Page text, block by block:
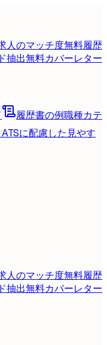
人のマッチ度無料履歴
抽出無料カバーレター
履歴書の例職種カテ
ATSに配慮した見やす
人のマッチ度無料履歴
抽出無料カバーレター